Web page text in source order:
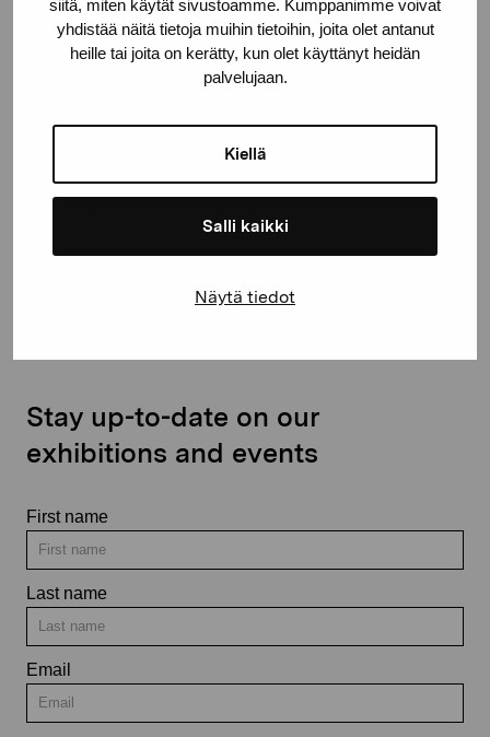
siitä, miten käytät sivustoamme. Kumppanimme voivat
yhdistää näitä tietoja muihin tietoihin, joita olet antanut
heille tai joita on kerätty, kun olet käyttänyt heidän
palvelujaan.
Kiellä
Salli kaikki
Näytä tiedot
Gustav Wasas gata 11
Stay up-to-date on our
exhibitions and events
First name
Last name
Email